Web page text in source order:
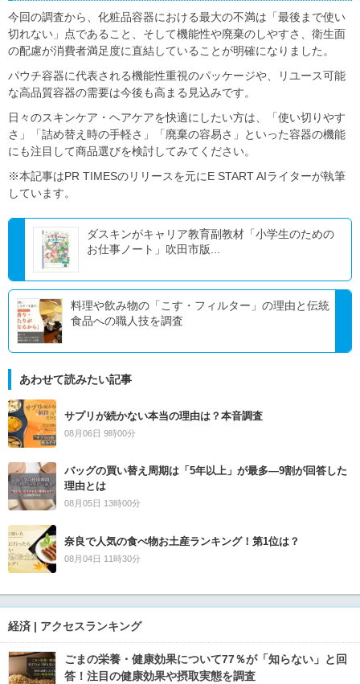
今回の調査から、化粧品容器における最大の不満は「最後まで使い
切れない」点であること、そして機能性や廃棄のしやすさ、衛生面
の配慮が消費者満足度に直結していることが明確になりました。
パウチ容器に代表される機能性重視のパッケージや、リユース可能
な高品質容器の需要は今後も高まる見込みです。
日々のスキンケア・ヘアケアを快適にしたい方は、「使い切りやす
さ」「詰め替え時の手軽さ」「廃棄の容易さ」といった容器の機能
にも注目して商品選びを検討してみてください。
※本記事はPR TIMESのリリースを元にE START AIライターが執筆
しています。
ダスキンがキャリア教育副教材「小学生のための
お仕事ノート」吹田市版...
料理や飲み物の「こす・フィルター」の理由と伝統
食品への職人技を調査
あわせて読みたい記事
サプリが続かない本当の理由は？本音調査
08月06日 9時00分
バッグの買い替え周期は「5年以上」が最多―9割が回答した
理由とは
08月05日 13時00分
奈良で人気の食べ物お土産ランキング！第1位は？
08月04日 11時30分
経済 | アクセスランキング
ごまの栄養・健康効果について77％が「知らない」と回
答！注目の健康効果や摂取実態を調査